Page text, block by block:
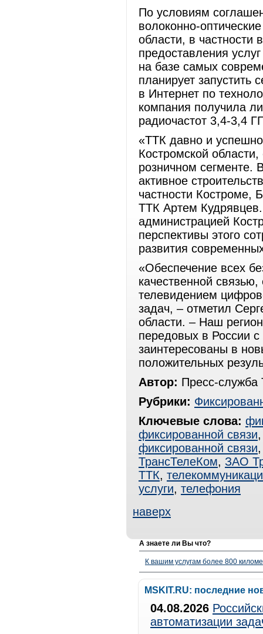
По условиям
волоконно-
области, в частности
предоставления
на базе самых
планирует запустить
в Интернет по
компания получила
радиочастот 3,4-3,4
«ТТК давно и
Костромской
розничном сегменте.
активное
частности Костроме,
ТТК Артем
администрацией
перспективы этого
развития
«Обеспечение всех
качественной
телевидением
задач, – отметил
области. – Наш
передовых в России
заинтересованы в
положительных
Автор: Пресс-
Рубрики:
Ключевые слова:
фиксированной связи
фиксированной связи
ТрансТелеКом, ЗАО
ТТК,
услуги, телефония
наверх
А знаете ли Вы что?
К вашим услугам более 800
MSKIT.RU: последние
04.08.2026
автоматизации